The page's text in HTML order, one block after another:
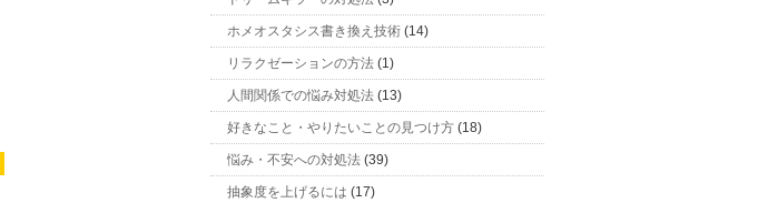
ホメオスタシス書き換え技術 (14)
リラクゼーションの方法 (1)
人間関係での悩み対処法 (13)
好きなこと・やりたいことの見つけ方 (18)
悩み・不安への対処法 (39)
抽象度を上げるには (17)